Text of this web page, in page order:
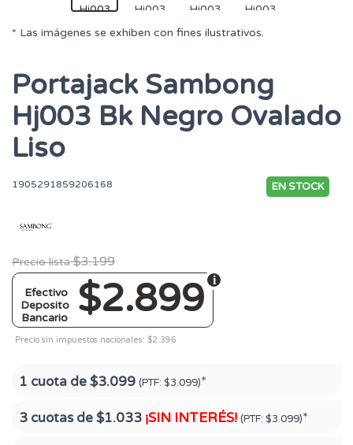
* Las imágenes se exhiben con fines ilustrativos.
Portajack Sambong
Hj003 Bk Negro Ovalado
Liso
1905291859206168 EN STOCK
Precio lista $3.199
$2.899
Efectivo
Deposito
Bancario
Precio sin impuestos nacionales: $2.396
1 cuota de$3.099 (PTF: $3.099)*
3 cuotas de$1.033 ¡SIN INTERÉS! (PTF: $3.099)*